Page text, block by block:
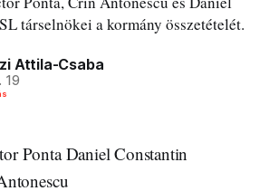
társelnökei a kormány összetételét.
Attila-Csaba
19